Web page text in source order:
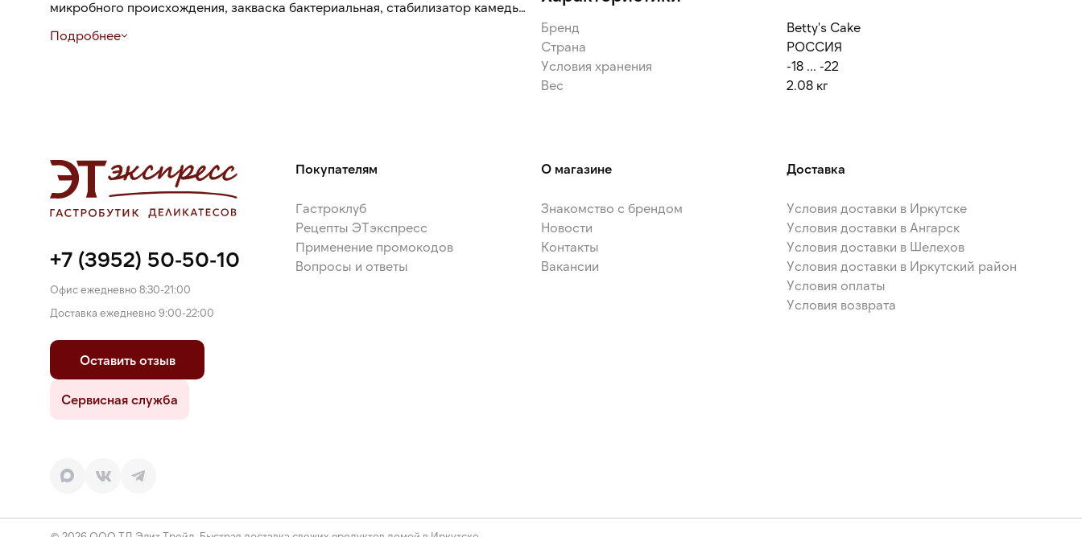
микробного происхождения, закваска бактериальная, стабилизатор камедь
пищевое, сливки питьевые м.ж.д 10%, сыворотка молочная, маргарин м.д.ж.
инвертный (сахар, кислота молочная, регулятор кислотности натрий
двууглевислый), желатин пищевой, крахмал кукурузный, какао-порошок,
пектин, продукты яичные, молоко сухое цельное, разрыхлитель натрий
двууглекислый, соль пищевая поваренная, ароматизатор пищевой, регулятор
Подробнее
Бренд
Betty's Cake
Страна
РОССИЯ
Условия хранения
-18 ... -22
Вес
2.08 кг
+7 (3952) 50-50-10
Офис ежедневно 8:30-21:00
Доставка ежедневно 9:00-22:00
Оставить отзыв
Сервисная служба
Покупателям
Гастроклуб
Рецепты ЭТэкспресс
Применение промокодов
Вопросы и ответы
О магазине
Знакомство с брендом
Новости
Контакты
Вакансии
Доставка
Условия доставки в Иркутске
Условия доставки в Ангарск
Условия доставки в Шелехов
Условия доставки в Иркутский район
Условия оплаты
Условия возврата